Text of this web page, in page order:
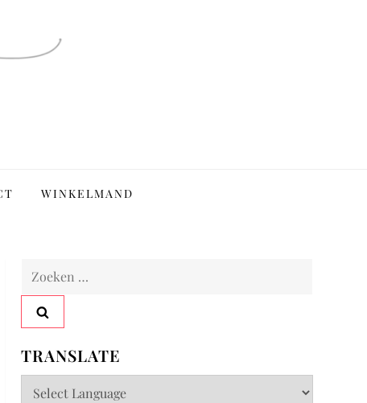
WINKELMAND
Zoeken
TRANSLATE